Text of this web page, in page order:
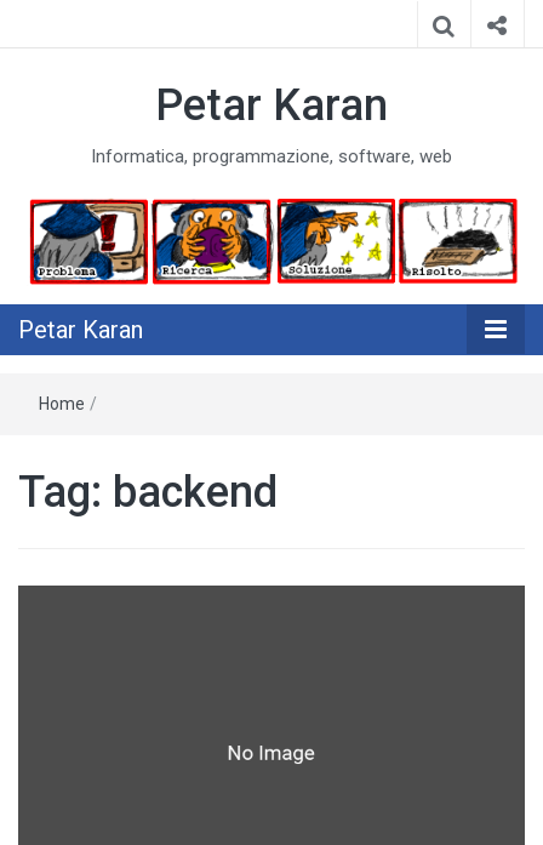
Petar Karan
Informatica, programmazione, software, web
Petar Karan
Home /
Tag: backend